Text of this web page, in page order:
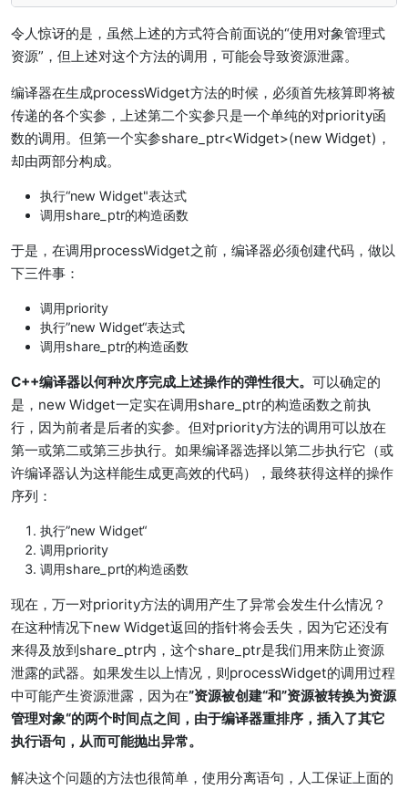
令人惊讶的是，虽然上述的方式符合前面说的“使用对象管理式
资源”，但上述对这个方法的调用，可能会导致资源泄露。
编译器在生成processWidget方法的时候，必须首先核算即将被
传递的各个实参，上述第二个实参只是一个单纯的对priority函
数的调用。但第一个实参share_ptr<Widget>(new Widget)，
却由两部分构成。
执行“new Widget"表达式
调用share_ptr的构造函数
于是，在调用processWidget之前，编译器必须创建代码，做以
下三件事：
调用priority
执行”new Widget“表达式
调用share_ptr的构造函数
C++编译器以何种次序完成上述操作的弹性很大。 可以确定的
是，new Widget一定实在调用share_ptr的构造函数之前执
行，因为前者是后者的实参。但对priority方法的调用可以放在
第一或第二或第三步执行。如果编译器选择以第二步执行它（或
许编译器认为这样能生成更高效的代码），最终获得这样的操作
序列：
执行”new Widget“
调用priority
调用share_prt的构造函数
现在，万一对priority方法的调用产生了异常会发生什么情况？
在这种情况下new Widget返回的指针将会丢失，因为它还没有
来得及放到share_ptr内，这个share_ptr是我们用来防止资源
泄露的武器。如果发生以上情况，则processWidget的调用过程
中可能产生资源泄露，因为在”资源被创建“和”资源被转换为资源
管理对象“的两个时间点之间，由于编译器重排序，插入了其它
执行语句，从而可能抛出异常。
解决这个问题的方法也很简单，使用分离语句，人工保证上面的